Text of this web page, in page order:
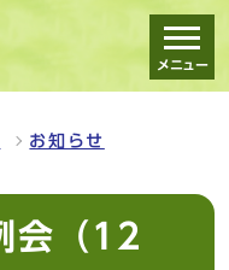
メニュー
お知らせ
会（12